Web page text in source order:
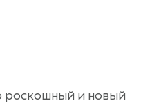
роскошный и новый